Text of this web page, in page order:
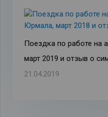
Поездка по работе на
март 2019 и отзыв о
21.04.2019